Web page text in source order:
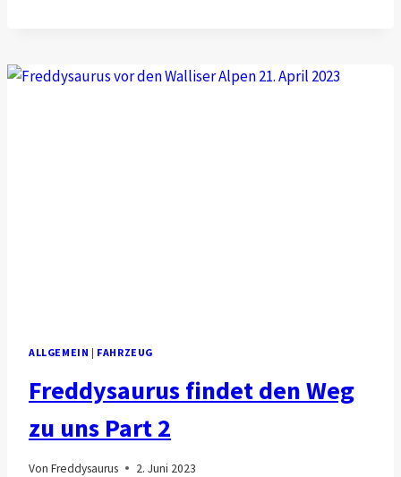
ALLGEMEIN | FAHRZEUG
Freddysaurus findet den Weg
zu uns Part 2
Von Freddysaurus 2. Juni 2023